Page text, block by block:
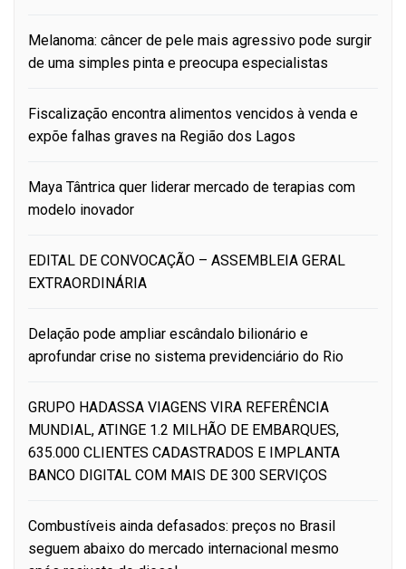
Melanoma: câncer de pele mais agressivo pode surgir
de uma simples pinta e preocupa especialistas
Fiscalização encontra alimentos vencidos à venda e
expõe falhas graves na Região dos Lagos
Maya Tântrica quer liderar mercado de terapias com
modelo inovador
EDITAL DE CONVOCAÇÃO – ASSEMBLEIA GERAL
EXTRAORDINÁRIA
Delação pode ampliar escândalo bilionário e
aprofundar crise no sistema previdenciário do Rio
GRUPO HADASSA VIAGENS VIRA REFERÊNCIA
MUNDIAL, ATINGE 1.2 MILHÃO DE EMBARQUES,
635.000 CLIENTES CADASTRADOS E IMPLANTA
BANCO DIGITAL COM MAIS DE 300 SERVIÇOS
Combustíveis ainda defasados: preços no Brasil
seguem abaixo do mercado internacional mesmo